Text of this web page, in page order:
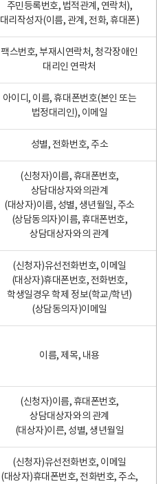
주민등록번호, 법적관계, 연락처),
대리작성자(이름, 관계, 전화, 휴대폰)
팩스번호, 부재시연락처, 청각장애인
대리인 연락처
아이디, 이름, 휴대폰번호(본인 또는
법정대리인), 이메일
성별, 전화번호, 주소
(신청자)이름, 휴대폰번호,
상담대상자와의관계
(대상자)이름, 성별, 생년월일, 주소
(상담동의자)이름, 휴대폰번호,
상담대상자와의 관계
(신청자)유선전화번호, 이메일
(대상자)휴대폰번호, 전화번호,
학생일경우 학제 정보(학교/학년)
(상담동의자)이메일
이름, 제목, 내용
(신청자)이름, 휴대폰번호,
상담대상자와의 관계
(대상자)이른, 성별, 생년월일
(신청자)유선전화번호, 이메일
(대상자)휴대폰번호, 전화번호, 주소,